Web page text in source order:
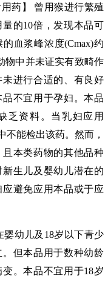
用药】 曾用猴进行繁殖
的10倍，发现本品可
血浆峰浓度(Cmax)约
物中并未证实有致畸作
进行合适的、有良好
不宜用于孕妇。本品
乏资料。当乳妇应用
不能检出该药。然而，
本类药物的其他品种
生儿及婴幼儿潜在的
避免应用本品或于应
婴幼儿及18岁以下青少
但本品用于数种幼龄
。本品不宜用于18岁